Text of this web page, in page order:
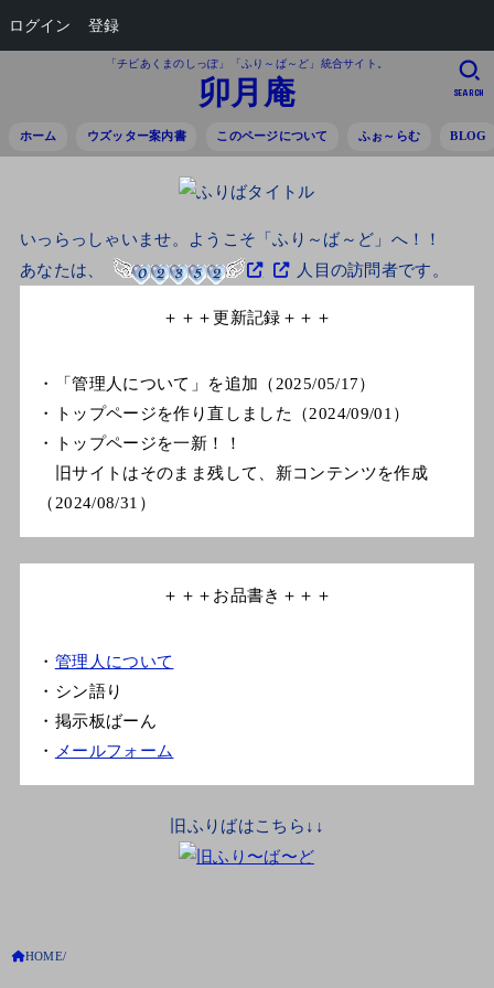
ログイン 登録
「チビあくまのしっぽ」「ふり～ば～ど」統合サイト。
卯月庵
ホーム ウズッター案内書 このページについて ふぉ～らむ BLOG
SEARCH
いっらっしゃいませ。ようこそ「ふり～ば～ど」へ！！
あなたは、
人目の訪問者です。
＋＋＋更新記録＋＋＋
・「管理人について」を追加（2025/05/17）
・トップページを作り直しました（2024/09/01）
・トップページを一新！！
旧サイトはそのまま残して、新コンテンツを作成
（2024/08/31）
＋＋＋お品書き＋＋＋
・ 管理人について
・シン語り
・掲示板ばーん
・
メールフォーム
旧ふりばはこちら↓↓
HOME